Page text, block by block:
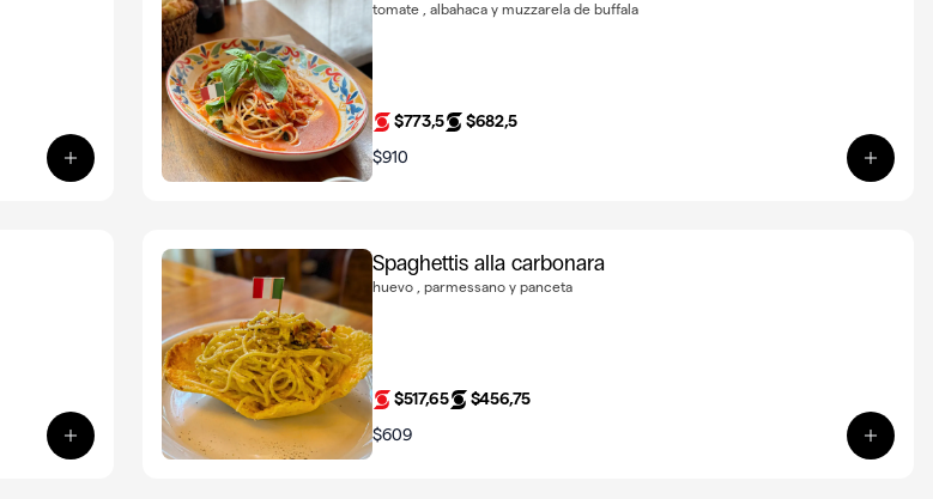
Ver producto: Promo - Pizzeta quattro formaggi
tomate , albahaca y muzzarela de buffala
$773,5 $682,5
$910
Ver
Ver producto: Milanesa de Vitello con Vermicceli Carusso
Spaghettis alla carbonara
huevo , parmessano y panceta
$517,65 $456,75
$609
Ver